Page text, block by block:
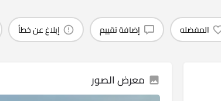
المفضله إضافة تقييم إبلاغ عن خطأ
معرض الصور